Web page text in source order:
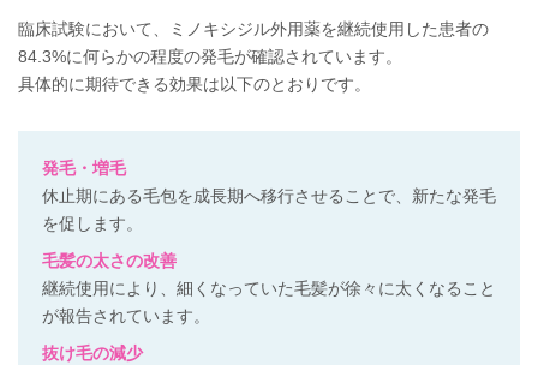
臨床試験において、ミノキシジル外用薬を継続使用した患者の
84.3%に何らかの程度の発毛が確認されています。
具体的に期待できる効果は以下のとおりです。
発毛・増毛
休止期にある毛包を成長期へ移行させることで、新たな発毛
を促します。
毛髪の太さの改善
継続使用により、細くなっていた毛髪が徐々に太くなること
が報告されています。
抜け毛の減少